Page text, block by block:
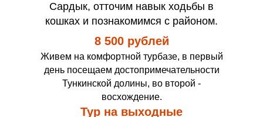
Живем на комфортной турбазе, в первый
день посещаем достопримечательности
Тункинской долины, во второй -
восхождение.
8 500 рублей
Тур на выходные
Сардык, отточим навык ходьбы в
кошках и познакомимся с районом.